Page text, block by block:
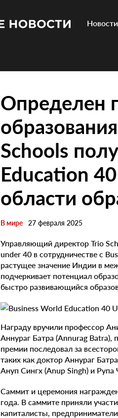
Новости
Определен
Schools
Education
области
В мире 27 февраля 2025
Управляющий директор Trio
under 40 в сотрудничестве с
растущее значение Индии в
подчеркивает потенциал
быстро развивающийся
Награду вручили профессор
Аннураг Батра (Annurag Batra),
премии последовал за
таких как доктор Аннураг
Ануп Сингх (Anup Singh) и Рупа
Саммит и церемония
года. В саммите приняли
капиталисты,